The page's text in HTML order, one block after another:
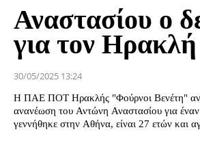
Αναστασίου ο
για τον Ηρακλή
30/05/2025 13:24
Η ΠΑΕ ΠΟΤ Ηρακλής "Φούρνοι Βενέτη"
ανανέωση του Αντώνη Αναστασίου για
γεννήθηκε στην Αθήνα, είναι 27 ετών και